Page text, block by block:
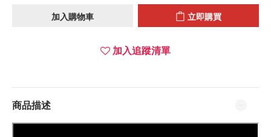
加入購物車 立即購買
加入追蹤清單
商品描述